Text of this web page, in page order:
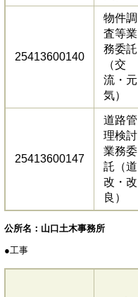
25413600140
物件調
査等業
務委託
（交
流・元
気）
25413600147
道路管
理検討
業務委
託（道
改・改
良）
公所名：山口土木事務所
●工事